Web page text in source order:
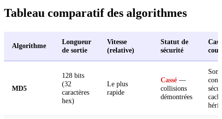
Tableau comparatif des algorithmes
Algorithme
Longueur
de sortie
Vitesse
(relative)
Statut de
sécurité
Cas
MD5
128 bits
(32
caractères
hex)
Le plus
rapide
Cassé —
collisions
démontrées